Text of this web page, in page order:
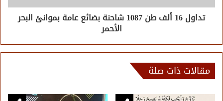
تداول 16 ألف طن 1087 شاحنة بضائع عامة بموانئ البحر
الأحمر
مقالات ذات صلة